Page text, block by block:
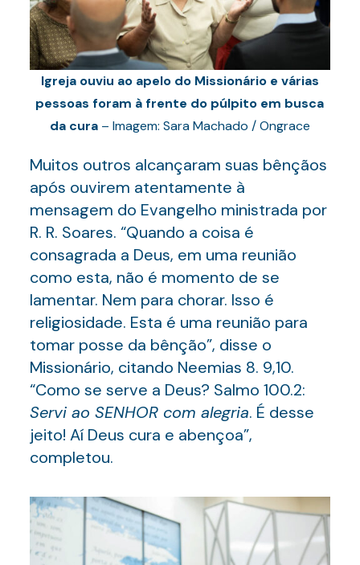
Igreja ouviu ao apelo do Missionário e várias
pessoas foram à frente do púlpito em busca
da cura– Imagem: Sara Machado / Ongrace
Muitos outros alcançaram suas bênçãos
após ouvirem atentamente à
mensagem do Evangelho ministrada por
R. R. Soares. “Quando a coisa é
consagrada a Deus, em uma reunião
como esta, não é momento de se
lamentar. Nem para chorar. Isso é
religiosidade. Esta é uma reunião para
tomar posse da bênção”, disse o
Missionário, citando Neemias 8. 9,10.
“Como se serve a Deus? Salmo 100.2:
Servi ao SENHOR com alegria. É desse
jeito! Aí Deus cura e abençoa”,
completou.